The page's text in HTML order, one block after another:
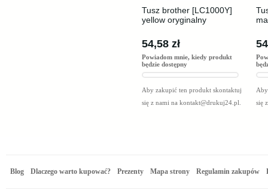
Tusz brother [LC1000Y]
yellow oryginalny
54,58 zł
Powiadom mnie, kiedy produkt
będzie dostępny
Aby zakupić ten produkt skontaktuj
się z nami na kontakt@drukuj24.pl
się
Blog Dlaczego warto kupować? Prezenty Mapa strony Regulamin zakupów